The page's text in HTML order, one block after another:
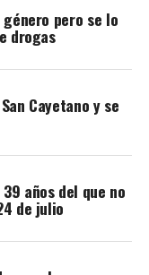
pero se lo
drogas
Cayetano y se
años del que no
de julio